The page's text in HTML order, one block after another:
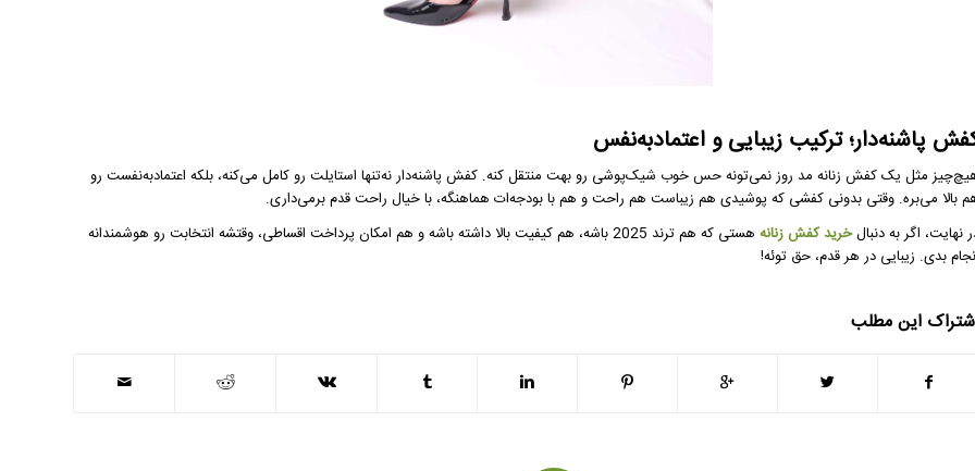
پاشنه‌دار؛ ترکیب زیبایی و اعتمادبه‌نفس
مثل یک کفش زنانه مد روز نمی‌تونه حس خوب شیک‌پوشی رو بهت منتقل کنه. کفش پاشنه‌دار نه‌تنها استایلت رو کامل می‌کنه، بلکه اعتمادبه‌نفست رو
بالا می‌بره. وقتی بدونی کفشی که پوشیدی هم زیباست هم راحت و هم با بودجه‌ات هماهنگه، با خیال راحت قدم برمی‌داری.
نهایت، اگر به دنبالخرید کفش زنانه
هستی که هم ترند 2025 باشه، هم کیفیت بالا داشته باشه و هم امکان پرداخت اقساطی، وقتشه انتخابت رو هوشمندانه
بدی. زیبایی در هر قدم، حق توئه!
این مطلب